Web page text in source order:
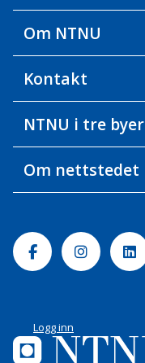
Om NTNU
Kontakt
NTNU i tre byer
Om nettstedet
Facebook
Logg inn